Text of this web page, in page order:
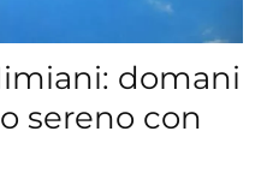
domani
sereno con